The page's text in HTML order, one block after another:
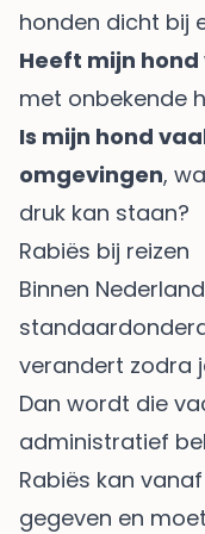
honden dicht bij
Heeft mijn
met onbekende
Is mijn hond
omgevingen,
druk kan staan?
Rabiës bij reizen
Binnen
verandert zodra
Dan wordt die
administratief
Rabiës kan vanaf
gegeven en